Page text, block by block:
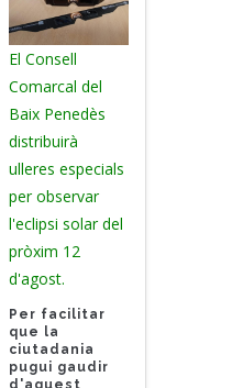
El Consell
Comarcal del
Baix Penedès
distribuirà
ulleres especials
per observar
l'eclipsi solar del
pròxim 12
d'agost.
Per facilitar
que la
ciutadania
pugui gaudir
d'aquest